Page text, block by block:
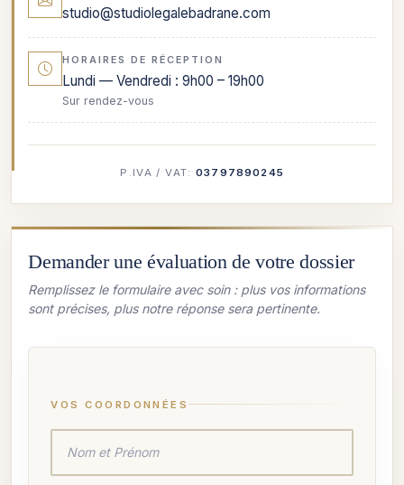
studio@studiolegalebadrane.com
HORAIRES DE RÉCEPTION
Lundi — Vendredi : 9h00 – 19h00
Sur rendez-vous
P.IVA / VAT:03797890245
Demander une évaluation de votre dossier
Remplissez le formulaire avec soin : plus vos informations
sont précises, plus notre réponse sera pertinente.
VOS COORDONNÉES